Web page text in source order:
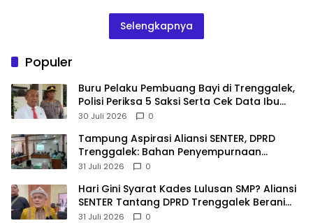
Selengkapnya
Populer
Buru Pelaku Pembuang Bayi di Trenggalek,
Polisi Periksa 5 Saksi Serta Cek Data Ibu
Melahirkan
30 Juli 2026 0
Tampung Aspirasi Aliansi SENTER, DPRD
Trenggalek: Bahan Penyempurnaan
Raperda Desa dan Pilkades
31 Juli 2026 0
Hari Gini Syarat Kades Lulusan SMP? Aliansi
SENTER Tantang DPRD Trenggalek Berani
Gunakan Open Legal Policy!
31 Juli 2026 0